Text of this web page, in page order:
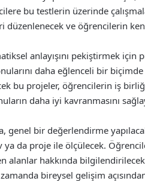
bu testlerin üzerinde
düzenlenecek ve öğrencilerin
anlayışını pekiştirmek için
daha eğlenceli bir biçimde
bu projeler, öğrencilerin iş
daha iyi kavranmasını
genel bir değerlendirme
ya da proje ile ölçülecek.
alanlar hakkında
bireysel gelişim